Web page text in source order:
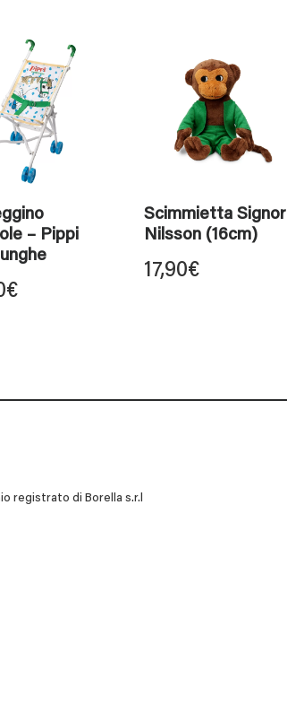
– Pippi
€
Scimmietta Signor
Nilsson (16cm)
17,90€
registrato di Borella s.r.l